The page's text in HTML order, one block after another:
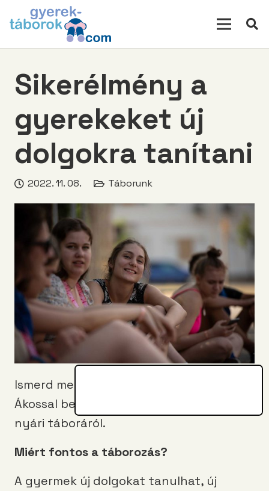
Sikerélmény a
gyerekeket új
dolgokra tanítani
2022. 11. 08. Táborunk
Ismerd meg a PT táboroztatóit! Ezúttal
Ákossal beszélgettünk a
nyári táboráról.
Miért fontos a táborozás?
A gyermek új dolgokat tanulhat, új